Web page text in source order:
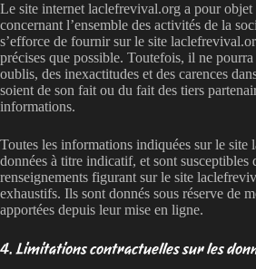
Le site internet laclefrevival.org a pour
concernant l’ensemble des activités de la
s’efforce de fournir sur le site
précises que possible. Toutefois, il ne
oublis, des inexactitudes et des carences
soient de son fait ou du fait des tiers
informations.
Toutes les informations indiquées sur le site
données à titre indicatif, et sont susceptibles
renseignements figurant sur le site
exhaustifs. Ils sont donnés sous réserve de
apportées depuis leur mise en ligne.
4. Limitations contractuelles sur les